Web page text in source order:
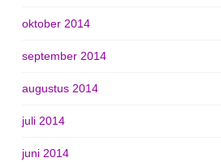
oktober 2014
september 2014
augustus 2014
juli 2014
juni 2014